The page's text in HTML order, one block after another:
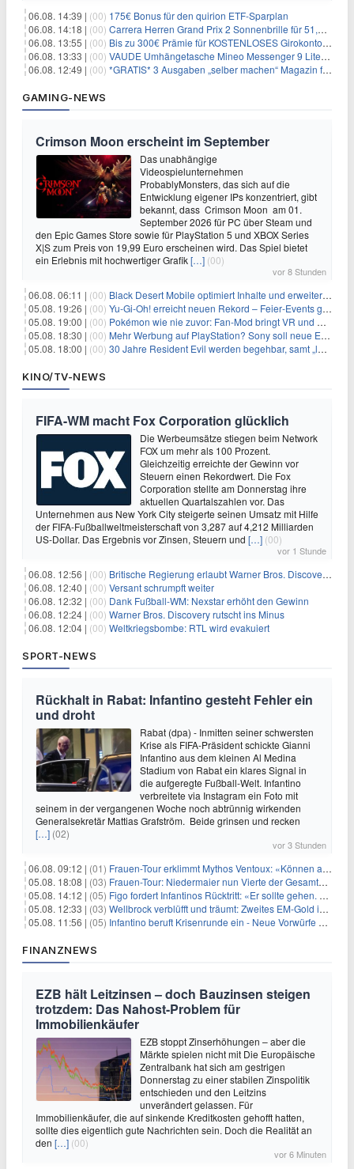
06.08. 14:39 | (00) 175€ Bonus für den quirion ETF-Sparplan
06.08. 14:18 | (00) Carrera Herren Grand Prix 2 Sonnenbrille für 51,55€
06.08. 13:55 | (00) Bis zu 300€ Prämie für KOSTENLOSES Girokonto bei der Santander – 50€ schon nach 1 Woche!
06.08. 13:33 | (00) VAUDE Umhängetasche Mineo Messenger 9 Liter für 26,89€
06.08. 12:49 | (00) *GRATIS* 3 Ausgaben „selber machen“ Magazin für 0€ (statt 13,35€)
GAMING-NEWS
Crimson Moon erscheint im September
Das unabhängige
Videospielunternehmen
ProbablyMonsters, das sich auf die
Entwicklung eigener IPs konzentriert, gibt
bekannt, dass Crimson Moon am 01.
September 2026 für PC über Steam und
den Epic Games Store sowie für PlayStation 5 und XBOX Series
X|S zum Preis von 19,99 Euro erscheinen wird. Das Spiel bietet
ein Erlebnis mit hochwertiger Grafik[…] (00)
vor 8 Stunden
06.08. 06:11 | (00) Black Desert Mobile optimiert Inhalte und erweitert Treasure Access
05.08. 19:26 | (00) Yu‑Gi‑Oh! erreicht neuen Rekord – Feier‑Events gestartet
05.08. 19:00 | (00) Pokémon wie nie zuvor: Fan-Mod bringt VR und Ego-Perspektive nach Kanto
05.08. 18:30 | (00) Mehr Werbung auf PlayStation? Sony soll neue Einnahmequellen prüfen
05.08. 18:00 | (00) 30 Jahre Resident Evil werden begehbar, samt „lebensgroßem Leon“
KINO/TV-NEWS
FIFA-WM macht Fox Corporation glücklich
Die Werbeumsätze stiegen beim Network
FOX um mehr als 100 Prozent.
Gleichzeitig erreichte der Gewinn vor
Steuern einen Rekordwert. Die Fox
Corporation stellte am Donnerstag ihre
aktuellen Quartalszahlen vor. Das
Unternehmen aus New York City steigerte seinen Umsatz mit Hilfe
der FIFA-Fußballweltmeisterschaft von 3,287 auf 4,212 Milliarden
US-Dollar. Das Ergebnis vor Zinsen, Steuern und […] (00)
vor 1 Stunde
06.08. 12:56 | (00) Britische Regierung erlaubt Warner Bros. Discovery-Übernahme
06.08. 12:40 | (00) Versant schrumpft weiter
06.08. 12:32 | (00) Dank Fußball-WM: Nexstar erhöht den Gewinn
06.08. 12:24 | (00) Warner Bros. Discovery rutscht ins Minus
06.08. 12:04 | (00) Weltkriegsbombe: RTL wird evakuiert
SPORT-NEWS
Rückhalt in Rabat: Infantino gesteht Fehler ein
und droht
Rabat (dpa) - Inmitten seiner schwersten
Krise als FIFA-Präsident schickte Gianni
Infantino aus dem kleinen Al Medina
Stadium von Rabat ein klares Signal in
die aufgeregte Fußball-Welt. Infantino
verbreitete via Instagram ein Foto mit
seinem in der vergangenen Woche noch abtrünnig wirkenden
Generalsekretär Mattias Grafström. Beide grinsen und recken
[…] (02)
vor 3 Stunden
06.08. 09:12 | (01) Frauen-Tour erklimmt Mythos Ventoux: «Können alles schaffen»
05.08. 18:08 | (03) Frauen-Tour: Niedermaier nun Vierte der Gesamtwertung
05.08. 14:12 | (05) Figo fordert Infantinos Rücktritt: «Er sollte gehen. Jetzt»
05.08. 12:33 | (03) Wellbrock verblüfft und träumt: Zweites EM-Gold in Paris
05.08. 11:56 | (05) Infantino beruft Krisenrunde ein - Neue Vorwürfe gegen FIFA
FINANZNEWS
EZB hält Leitzinsen – doch Bauzinsen steigen
trotzdem: Das Nahost-Problem für
Immobilienkäufer
EZB stoppt Zinserhöhungen – aber die
Märkte spielen nicht mit Die Europäische
Zentralbank hat sich am gestrigen
Donnerstag zu einer stabilen Zinspolitik
entschieden und den Leitzins
unverändert gelassen. Für
Immobilienkäufer, die auf sinkende Kreditkosten gehofft hatten,
sollte dies eigentlich gute Nachrichten sein. Doch die Realität an
den […] (00)
vor 6 Minuten